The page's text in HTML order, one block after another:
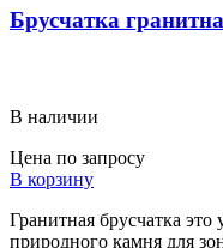
Брусчатка
В наличии
Цена по запросу
В корзину
Гранитная брусчатка
природного камня для